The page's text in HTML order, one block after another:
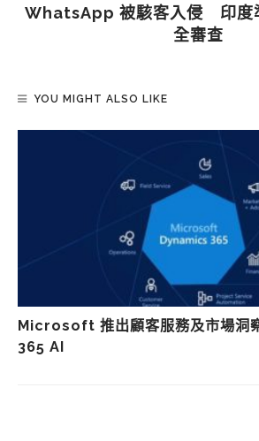
WhatsApp 被駭客入侵 印度
全審查
YOU MIGHT ALSO LIKE
Microsoft 推出顧客服務及市場洞
365 AI